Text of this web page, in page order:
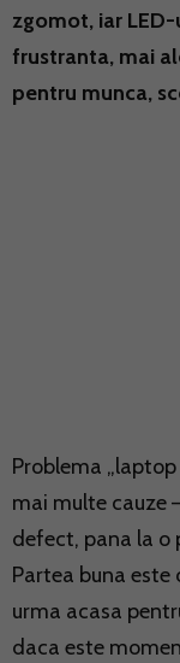
zgomot, iar
frustranta, mai
pentru munca,
Problema
mai multe cauze
defect, pana la o
Partea buna
urma acasa
daca este